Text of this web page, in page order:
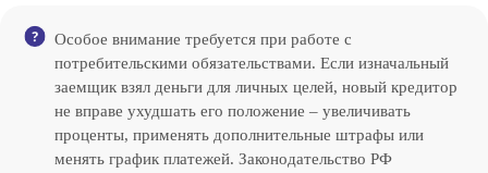
Особое внимание требуется при работе с
потребительскими обязательствами. Если изначальный
заемщик взял деньги для личных целей, новый кредитор
не вправе ухудшать его положение – увеличивать
проценты, применять дополнительные штрафы или
менять график платежей. Законодательство РФ